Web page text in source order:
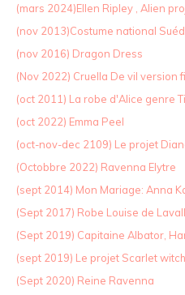
(mars 2024)Ellen Ripley , Alien
(nov 2013)Costume national
(nov 2016) Dragon Dress
(Nov 2022) Cruella De vil version
(oct 2011) La robe d'Alice genre
(oct 2022) Emma Peel
(oct-nov-dec 2109) Le projet
(Octobbre 2022) Ravenna Elytre
(sept 2014) Mon Mariage: Anna
(Sept 2017) Robe Louise de
(Sept 2019) Capitaine Albator,
(sept 2019) Le projet Scarlet
(Sept 2020) Reine Ravenna